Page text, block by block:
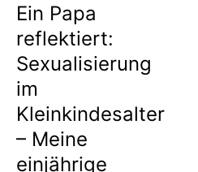
Ein Papa
reflektiert:
Sexualisierung
im
Kleinkindesalter
– Meine
einjährige